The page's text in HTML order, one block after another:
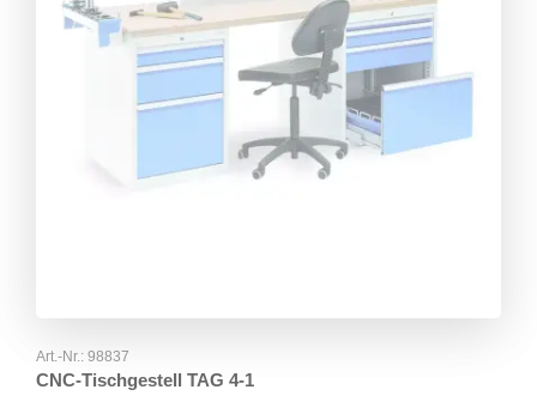
Art.-Nr.: 98837
CNC-Tischgestell TAG 4-1